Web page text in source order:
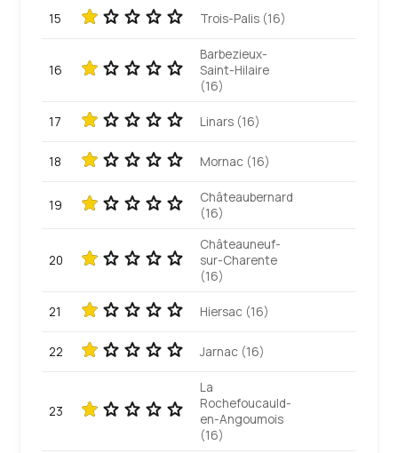
15 Trois-Palis (16)
16
Barbezieux-
Saint-Hilaire
(16)
17 Linars (16)
18 Mornac (16)
19
Châteaubernard
(16)
20
Châteauneuf-
sur-Charente
(16)
21 Hiersac (16)
22 Jarnac (16)
23
La
Rochefoucauld-
en-Angoumois
(16)